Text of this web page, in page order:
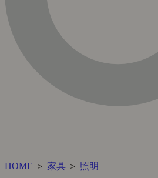
HOME ＞ 家具 ＞ 照明